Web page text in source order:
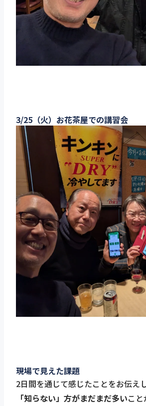
3/25（火）お花茶屋での講習会
現場で見えた課題
2日間を通じて感じたことをお伝えし
「知らない」方がまだまだ多いこ